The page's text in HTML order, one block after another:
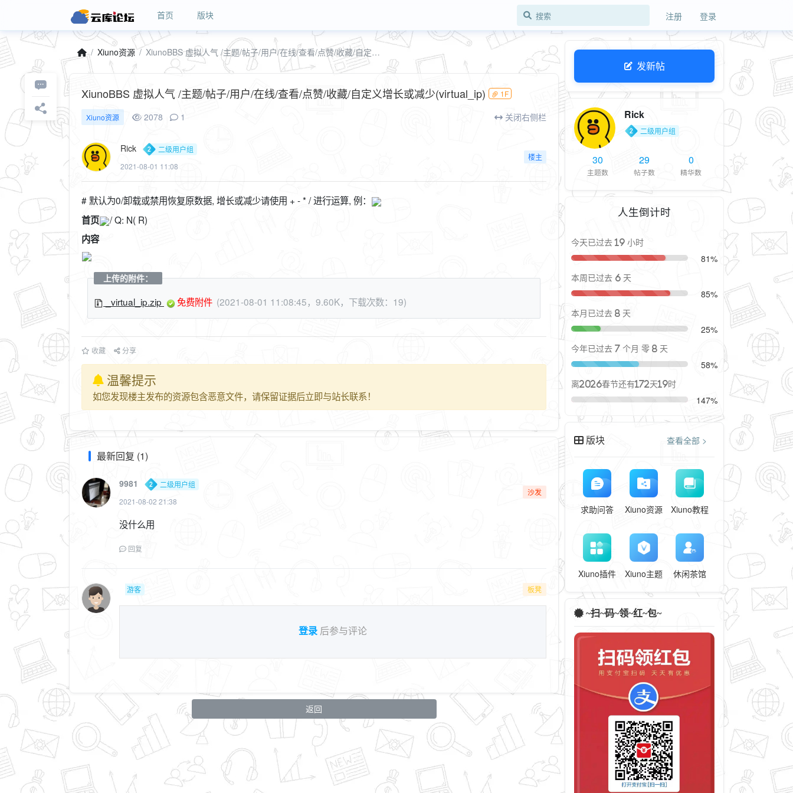
首页 版块 注册 登录
Xiuno资源 XiunoBBS 虚拟人气 /主题/帖子/用户/在线/查看/点赞/收藏/自定义增长或减少(virtual_ip)
XiunoBBS 虚拟人气 /主题/帖子/用户/在线/查看/点赞/收藏/自定义增长或减少(virtual_ip) 1F
Xiuno资源 2078 1 关闭右侧栏
Rick
二级用户组
2021-08-01 11:08
楼主
# 默认为0/卸载或禁用恢复原数据, 增长或减少请使用 + - * / 进行运算, 例：
首页
/ Q: N( R)
内容
上传的附件：
_virtual_ip.zip 免费附件 (2021-08-01 11:08:45，9.60K，下载次数：19)
收藏 分享
温馨提示
如您发现楼主发布的资源包含恶意文件，请保留证据后立即与站长联系！
最新回复 (1)
9981
二级用户组
2021-08-02 21:38
沙发
没什么用
回复
游客 板凳
登录 后参与评论
返回
发新帖
Rick
二级用户组
30
主题数
29
帖子数
0
精华数
人生倒计时
今天已过去 19 小时
81%
本周已过去 6 天
85%
本月已过去 8 天
25%
今年已过去 7 个月 零 8 天
58%
离2026春节还有172天19时
147%
版块 查看全部 >
求助问答 Xiuno资源 Xiuno教程
Xiuno插件 Xiuno主题 休闲茶馆
~扫~码~领~红~包~